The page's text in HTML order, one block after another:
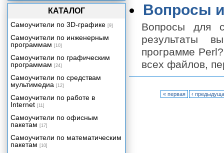
Вопросы
Вопросы для
результаты
программе
всех файлов,
« первая ‹
КАТАЛОГ
Самоучители по 3D-графике [9]
Самоучители по инженерным
программам [10]
Самоучители по графическим
программам [24]
Самоучители по средствам
мультимедиа [12]
Самоучители по работе в
Internet [11]
Самоучители по офисным
пакетам [17]
Самоучители по математическим
пакетам [10]